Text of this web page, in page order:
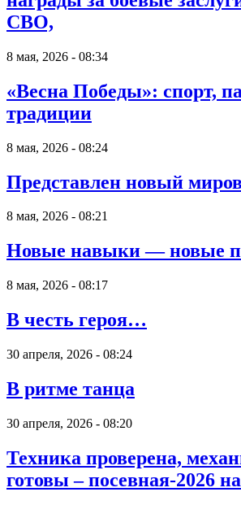
СВО,
8 мая, 2026 - 08:34
«Весна Победы»: спорт,
традиции
8 мая, 2026 - 08:24
Представлен новый
8 мая, 2026 - 08:21
Новые навыки — новые
8 мая, 2026 - 08:17
В честь героя…
30 апреля, 2026 - 08:24
В ритме танца
30 апреля, 2026 - 08:20
Техника проверена,
готовы – посевная-2026